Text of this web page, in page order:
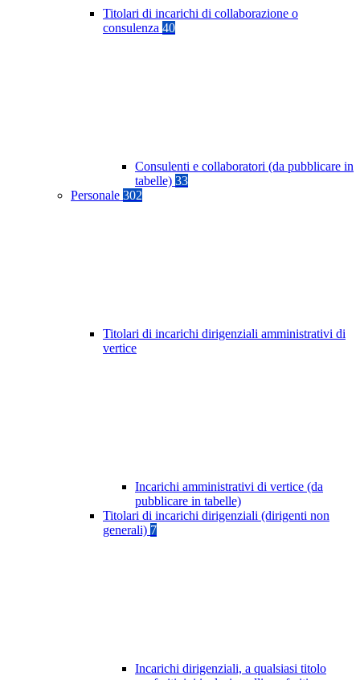
Titolari di incarichi di collaborazione o
consulenza 40
Consulenti e collaboratori (da pubblicare in
tabelle) 33
Personale 302
Titolari di incarichi dirigenziali amministrativi di
vertice
Incarichi amministrativi di vertice (da
pubblicare in tabelle)
Titolari di incarichi dirigenziali (dirigenti non
generali) 7
Incarichi dirigenziali, a qualsiasi titolo